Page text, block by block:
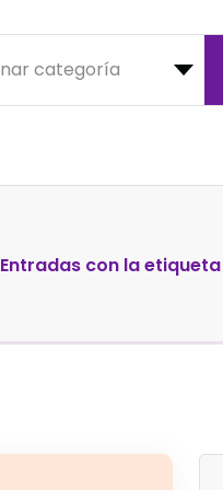
Entradas con la